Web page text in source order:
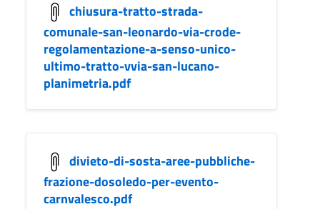
chiusura-tratto-strada-
comunale-san-leonardo-via-crode-
regolamentazione-a-senso-unico-
ultimo-tratto-vvia-san-lucano-
planimetria.pdf
divieto-di-sosta-aree-pubbliche-
frazione-dosoledo-per-evento-
carnvalesco.pdf